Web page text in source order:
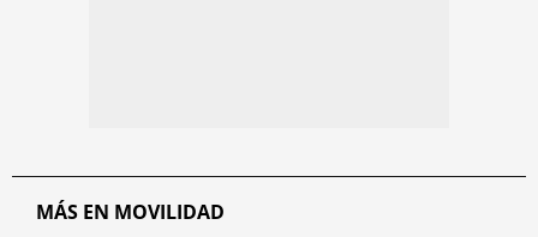
MÁS EN MOVILIDAD